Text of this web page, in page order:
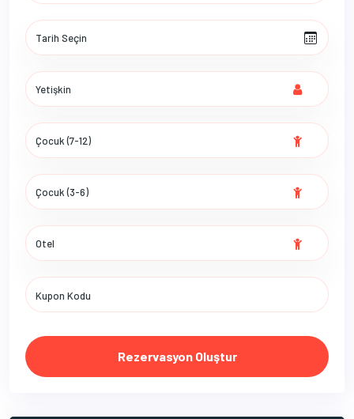
Rezervasyon Oluştur